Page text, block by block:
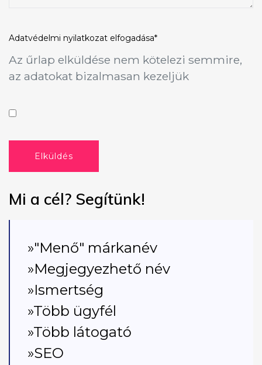
Adatvédelmi nyilatkozat elfogadása*
Az űrlap elküldése nem kötelezi semmire,
az adatokat bizalmasan kezeljük
Elküldés
Mi a cél? Segítünk!
»"Menő" márkanév
»Megjegyezhető név
»Ismertség
»Több ügyfél
»Több látogató
»SEO